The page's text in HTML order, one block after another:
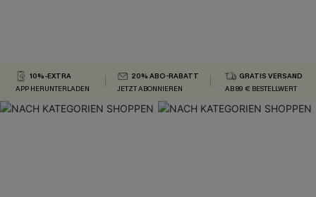
10%-EXTRA
APP HERUNTERLADEN
20% ABO-RABATT
JETZT ABONNIEREN
GRATIS VERSAND
AB 89 € BESTELLWERT